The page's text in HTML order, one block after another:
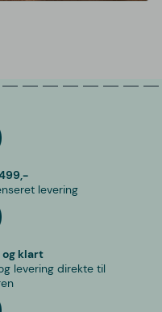
levering
klart
levering direkte til